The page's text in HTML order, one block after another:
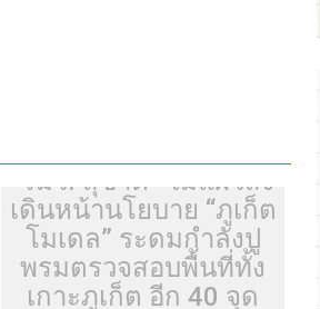
“รมว. สุขาติ” ไม่แผ่วสั่ง
เดินหน้านโยบาย “ภูเก็ต
โมเดล” ระดมกำลังปู
พรมตรวจสอบพื้นที่ทั้ง
เกาะภูเก็ต อีก 40 จุด